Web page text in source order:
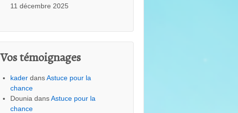
11 décembre 2025
Vos témoignages
kader dansAstuce pour la
chance
Dounia dansAstuce pour la
chance